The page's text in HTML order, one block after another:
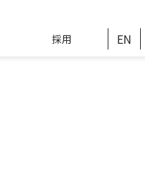
採用 EN